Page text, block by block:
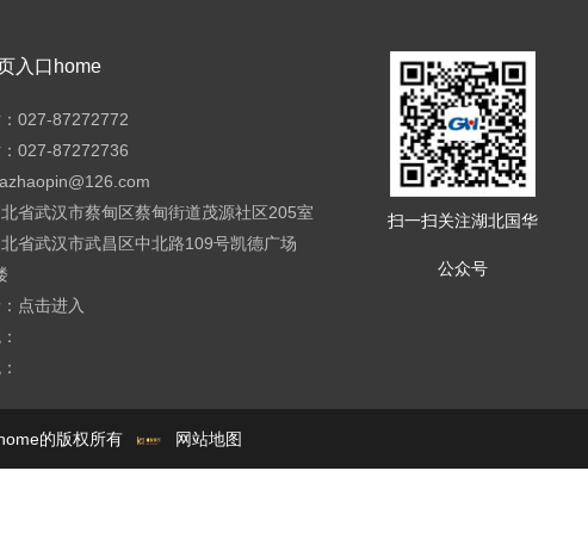
入口home
027-87272772
027-87272736
省武汉市蔡甸区蔡甸街道茂源社区205室
省武汉市武昌区中北路109号凯德广场
点击进入
扫一扫关注湖北国华
公众号
的版权所有 网站地图